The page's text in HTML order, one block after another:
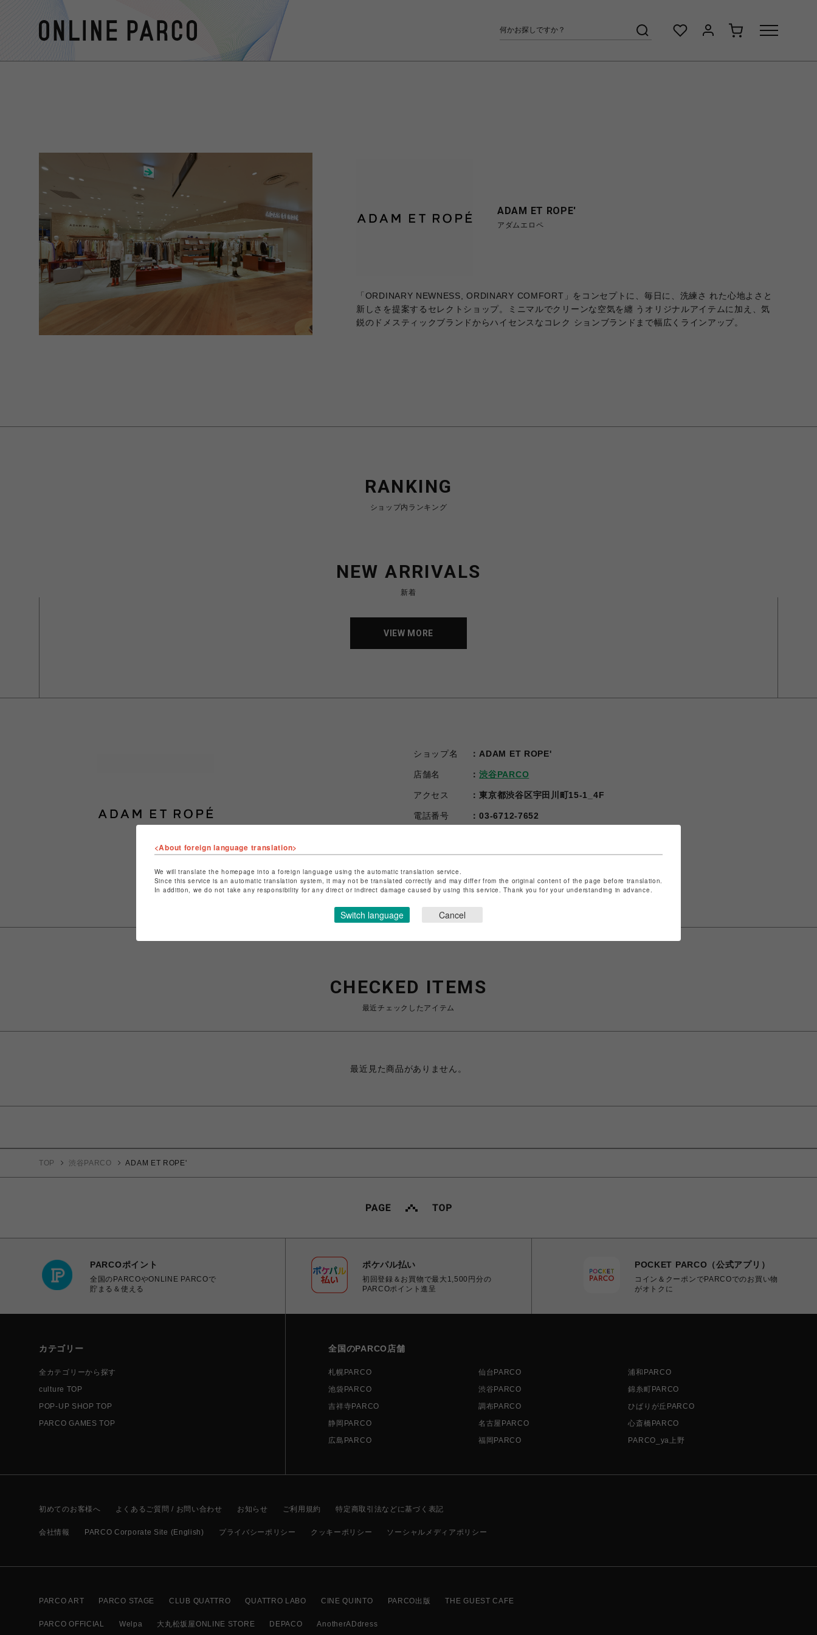
ADAM ET ROPE'
アダムエロペ
「ORDINARY NEWNESS, ORDINARY COMFORT」をコンセプトに、毎日に、洗練さ れた心地よさと
新しさを提案するセレクトショップ。ミニマルでクリーンな空気を纏 うオリジナルアイテムに加え、気
鋭のドメスティックブランドからハイセンスなコレク ションブランドまで幅広くラインアップ。
RANKING
ショップ内ランキング
NEW ARRIVALS
新着
VIEW MORE
VIEW MORE
ショップ名 ADAM ET ROPE'
店舗名 渋谷PARCO
アクセス 東京都渋谷区宇田川町15-1_4F
電話番号 03-6712-7652
特定商取引法など法令に基づく表記は
CHECKED ITEMS
最近チェックしたアイテム
最近見た商品がありません。
TOP 渋谷PARCO ADAM ET ROPE'
PARCOポイント
全国のPARCOやONLINE PARCOで
貯まる＆使える
ポケパル払い
初回登録＆お買物で最大1,500円分の
PARCOポイント進呈
POCKET PARCO（公式アプリ）
コイン＆クーポンでPARCOでのお買い物
がオトクに
カテゴリー
全カテゴリーから探す
culture TOP
POP-UP SHOP TOP
PARCO GAMES TOP
全国のPARCO店舗
札幌PARCO 仙台PARCO
浦和PARCO
池袋PARCO
渋谷PARCO
錦糸町PARCO
吉祥寺PARCO
調布PARCO
ひばりが丘PARCO
静岡PARCO
名古屋PARCO
心斎橋PARCO
広島PARCO
福岡PARCO PARCO_ya上野
初めてのお客様へ よくあるご質問 / お問い合わせ お知らせ ご利用規約 特定商取引法などに基づく表記
会社情報 PARCO Corporate Site (English) プライバシーポリシー クッキーポリシー ソーシャルメディアポリシー
PARCO ART PARCO STAGE CLUB QUATTRO QUATTRO LABO CINE QUINTO PARCO出版 THE GUEST CAFE
PARCO OFFICIAL Welpa 大丸松坂屋ONLINE STORE DEPACO AnotherADdress
<About foreign language translation>
We will translate the homepage into a foreign language using the automatic translation service.
Since this service is an automatic translation system, it may not be translated correctly and may differ from the original content of the page before translation.
In addition, we do not take any responsibility for any direct or indirect damage caused by using this service. Thank you for your understanding in advance.
Switch language Cancel